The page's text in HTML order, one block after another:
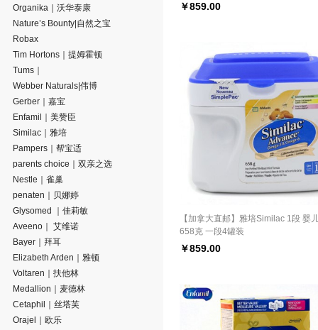
￥859.00
【加拿大直邮】雅培Similac 1段 婴
658克 一段4罐装
￥859.00
Organika｜沃华泰康
Nature’s Bounty|自然之宝
Robax
Tim Hortons｜提姆霍顿
Tums｜
Webber Naturals|伟博
Gerber｜嘉宝
Enfamil｜美赞臣
Similac｜雅培
Pampers｜帮宝适
parents choice｜双亲之选
Nestle｜雀巢
penaten｜贝娜婷
Glysomed ｜佳莉敏
Aveeno｜ 艾维诺
Bayer｜拜耳
Elizabeth Arden｜雅顿
Voltaren｜扶他林
Medallion｜麦德林
Cetaphil｜丝塔芙
Orajel｜欧乐